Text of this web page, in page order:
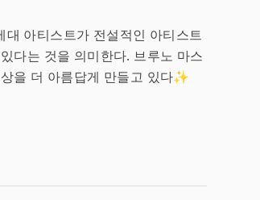
아티스트가 전설적인 아티스트
다는 것을 의미한다. 브루노 마스
을 더 아름답게 만들고 있다✨